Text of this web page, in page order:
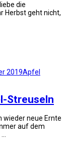
die
Herbst geht nicht,
2019Apfel
Streuseln
wieder neue Ernte
auf dem